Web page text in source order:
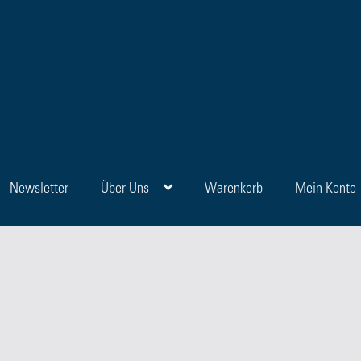
Newsletter Über Uns Warenkorb Mein Konto